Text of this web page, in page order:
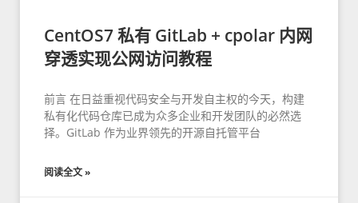
CentOS7 私有 GitLab + cpolar 内网
穿透实现公网访问教程
前言 在日益重视代码安全与开发自主权的今天，构建
私有化代码仓库已成为众多企业和开发团队的必然选
择。GitLab 作为业界领先的开源自托管平台
阅读全文 »